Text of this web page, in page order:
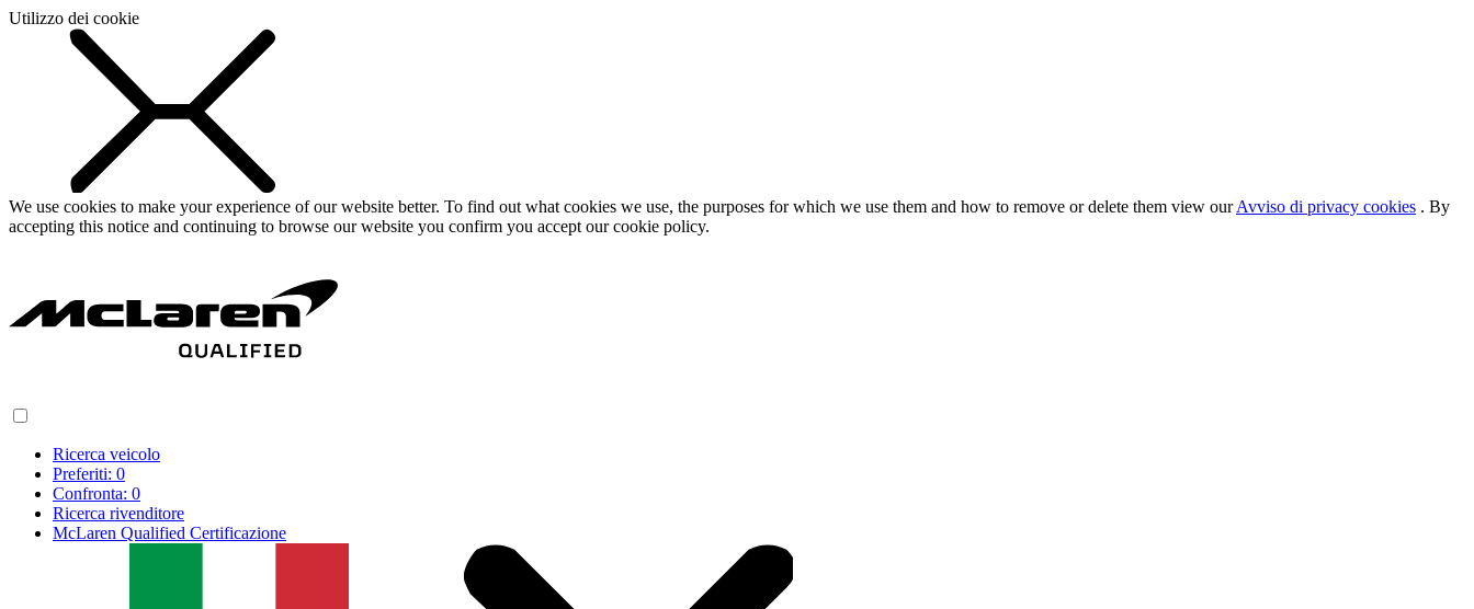
Utilizzo dei cookie
We use cookies to make your experience of our website better. To find out what cookies we use, the purposes for which we use them and how to remove or delete them view ourAvviso di privacy cookies . By
accepting this notice and continuing to browse our website you confirm you accept our cookie policy.
Ricerca veicolo
Preferiti: 0
Confronta: 0
Ricerca rivenditore
McLaren Qualified Certificazione